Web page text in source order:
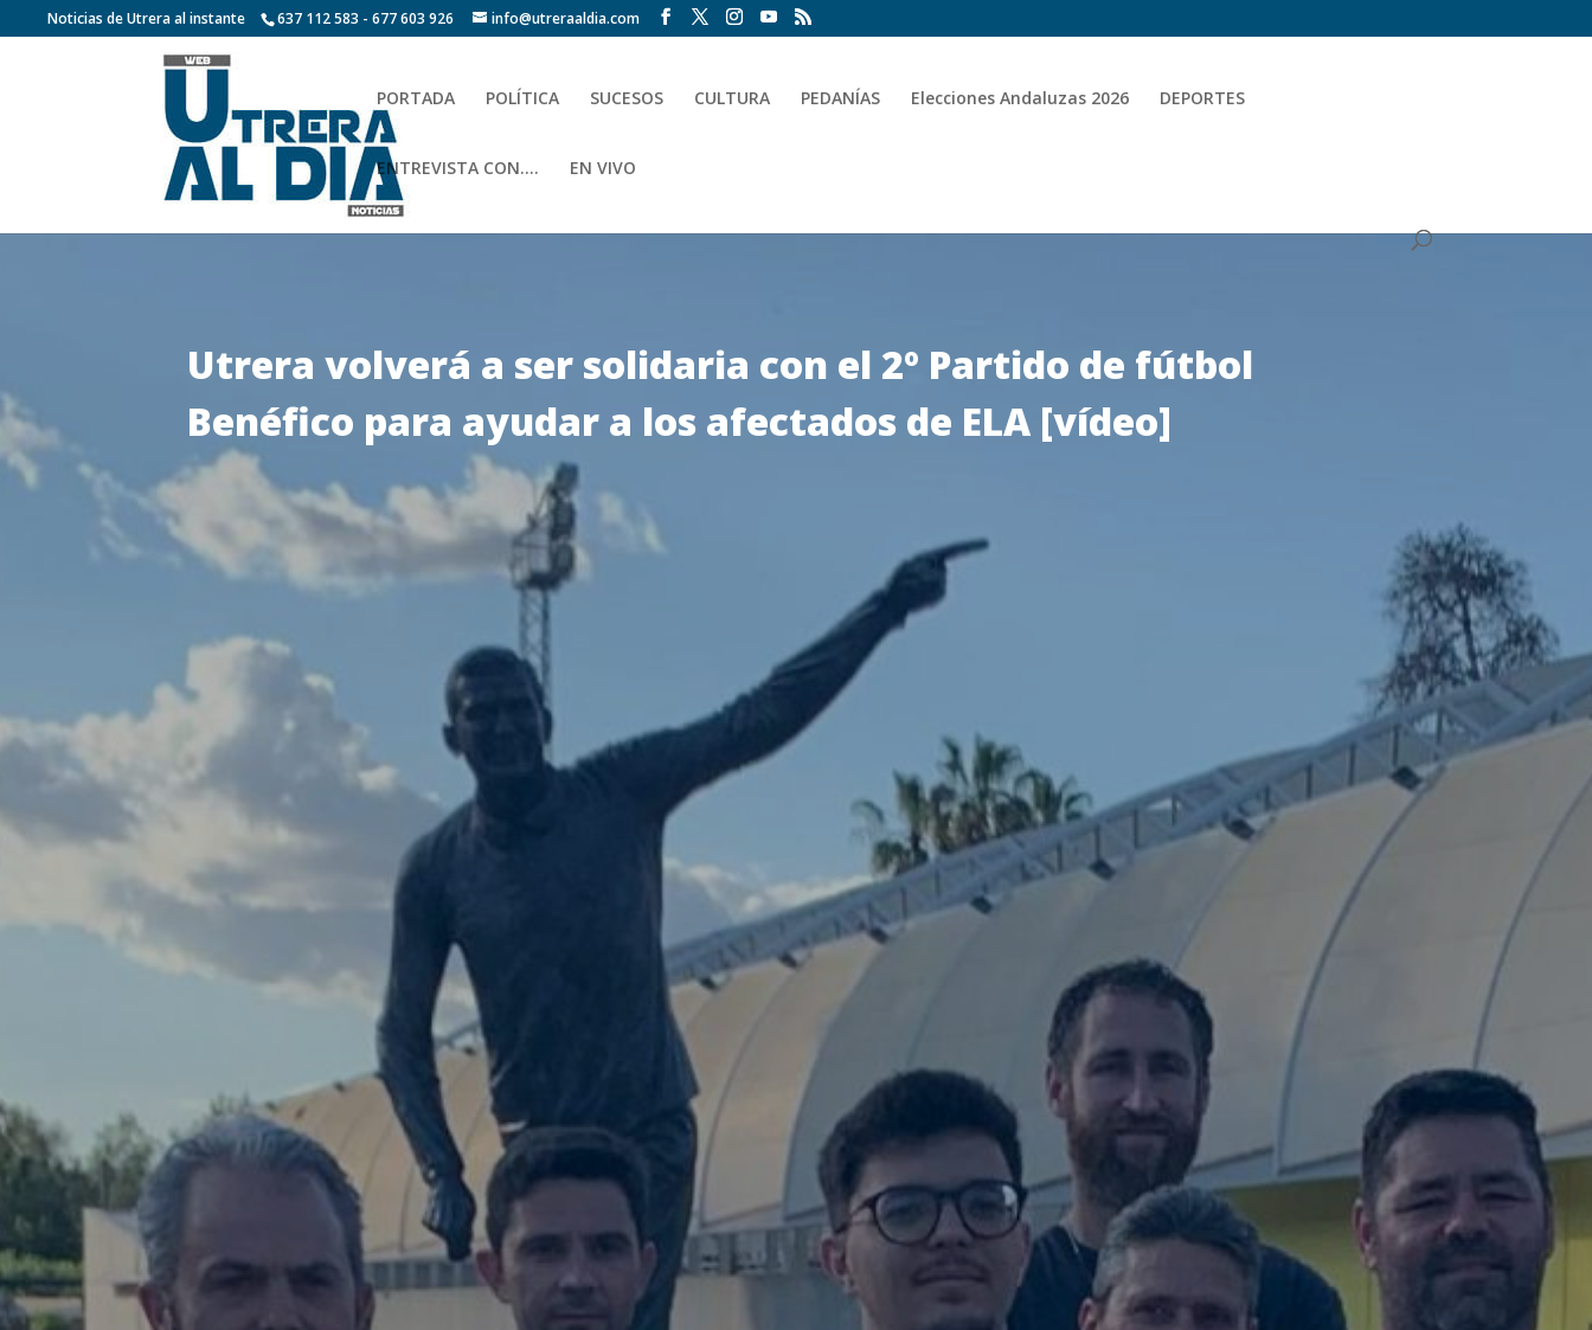
Noticias de Utrera al instante 637 112 583 - 677 603 926 info@utreraaldia.com
PORTADA POLÍTICA SUCESOS CULTURA PEDANÍAS Elecciones Andaluzas 2026 DEPORTES
ENTREVISTA CON…. EN VIVO
Utrera volverá a ser solidaria con el 2º Partido de fútbol
Benéfico para ayudar a los afectados de ELA [vídeo]